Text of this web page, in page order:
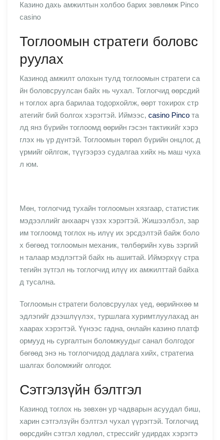
Казино дахь амжилтын холбоо барих зөвлөмж Pinco
casino
Тоглоомын стратеги боловс
руулах
Казинод амжилт олохын тулд тоглоомын стратеги са
йн боловсруулсан байх нь чухал. Тоглогчид өөрсдий
н тоглох арга барилаа тодорхойлж, өөрт тохирох стр
атегийг бий болгох хэрэгтэй. Иймээс, casino Pinco та
лд янз бүрийн тоглоомд өөрийн гэсэн тактикийг хэрэ
глэх нь үр дүнтэй. Тоглоомын төрөл бүрийн онцлог, д
үрмийг ойлгож, түүгээрээ судалгаа хийх нь маш чуха
л юм.
Мөн, тоглогчид тухайн тоглоомын хязгаар, статистик
мэдээллийг анхаарч үзэх хэрэгтэй. Жишээлбэл, зар
им тоглоомд тоглох нь илүү их эрсдэлтэй байж боло
х бөгөөд тоглоомын механик, төлбөрийн хувь зэргий
н талаар мэдлэгтэй байх нь ашигтай. Иймэрхүү стра
тегийн зүтгэл нь тоглогчид илүү их амжилттай байха
д тусална.
Тоглоомын стратеги боловсруулах үед, өөрийнхөө м
эдлэгийг дээшлүүлэх, туршлага хуримтлуулахад ан
хаарах хэрэгтэй. Үүнээс гадна, онлайн казино платф
ормууд нь сургалтын боломжуудыг санал болгодог
бөгөөд энэ нь тоглогчидод дадлага хийх, стратегиа
шалгах боломжийг олгодог.
Сэтгэлзүйн бэлтгэл
Казинод тоглох нь зөвхөн ур чадварын асуудал биш,
харин сэтгэлзүйн бэлтгэл чухал үүрэгтэй. Тоглогчид
өөрсдийн сэтгэл хөдлөл, стрессийг удирдах хэрэгтэ